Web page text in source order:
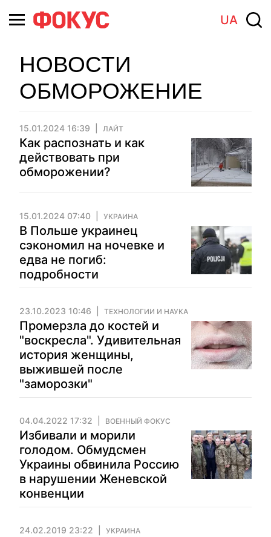
UA
НОВОСТИ
ОБМОРОЖЕНИЕ
15.01.2024 16:39 ЛАЙТ
Как распознать и как
действовать при
обморожении?
15.01.2024 07:40 УКРАИНА
В Польше украинец
сэкономил на ночевке и
едва не погиб:
подробности
23.10.2023 10:46 ТЕХНОЛОГИИ И НАУКА
Промерзла до костей и
"воскресла". Удивительная
история женщины,
выжившей после
"заморозки"
04.04.2022 17:32 ВОЕННЫЙ ФОКУС
Избивали и морили
голодом. Обмудсмен
Украины обвинила Россию
в нарушении Женевской
конвенции
24.02.2019 23:22 УКРАИНА